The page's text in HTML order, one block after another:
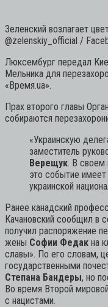
Зеленский возлагает
@zelenskiy_official /
Люксембург передал
Мельника для
«Время.ua».
Прах второго главы
собираются
«Украинскую
заместитель
Верещук. В своем
это событие имеет
украинской
Ранее канадский
Качановский сообщил в
получил распоряжение
жены Софии Федак на
славы». По его словам,
государственными
Степана Бандеры, но
Во время Второй
с нацистами.